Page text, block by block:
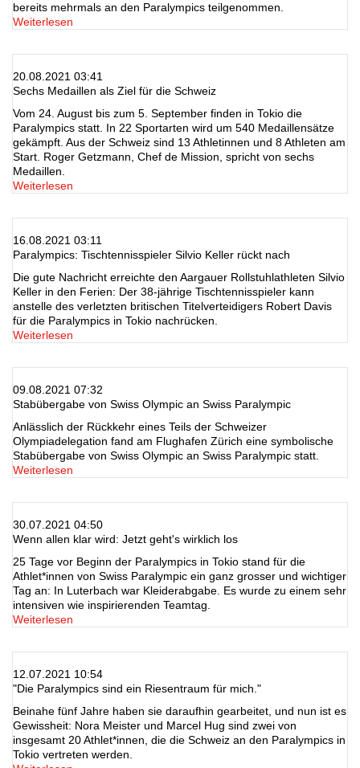
bereits mehrmals an den Paralympics teilgenommen.
Weiterlesen
20.08.2021 03:41
Sechs Medaillen als Ziel für die Schweiz
Vom 24. August bis zum 5. September finden in Tokio die
Paralympics statt. In 22 Sportarten wird um 540 Medaillensätze
gekämpft. Aus der Schweiz sind 13 Athletinnen und 8 Athleten am
Start. Roger Getzmann, Chef de Mission, spricht von sechs
Medaillen.
Weiterlesen
16.08.2021 03:11
Paralympics: Tischtennisspieler Silvio Keller rückt nach
Die gute Nachricht erreichte den Aargauer Rollstuhlathleten Silvio
Keller in den Ferien: Der 38-jährige Tischtennisspieler kann
anstelle des verletzten britischen Titelverteidigers Robert Davis
für die Paralympics in Tokio nachrücken.
Weiterlesen
09.08.2021 07:32
Stabübergabe von Swiss Olympic an Swiss Paralympic
Anlässlich der Rückkehr eines Teils der Schweizer
Olympiadelegation fand am Flughafen Zürich eine symbolische
Stabübergabe von Swiss Olympic an Swiss Paralympic statt.
Weiterlesen
30.07.2021 04:50
Wenn allen klar wird: Jetzt geht's wirklich los
25 Tage vor Beginn der Paralympics in Tokio stand für die
Athlet*innen von Swiss Paralympic ein ganz grosser und wichtiger
Tag an: In Luterbach war Kleiderabgabe. Es wurde zu einem sehr
intensiven wie inspirierenden Teamtag.
Weiterlesen
12.07.2021 10:54
"Die Paralympics sind ein Riesentraum für mich."
Beinahe fünf Jahre haben sie daraufhin gearbeitet, und nun ist es
Gewissheit: Nora Meister und Marcel Hug sind zwei von
insgesamt 20 Athlet*innen, die die Schweiz an den Paralympics in
Tokio vertreten werden.